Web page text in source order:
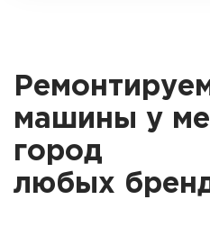
машины у
город
любых